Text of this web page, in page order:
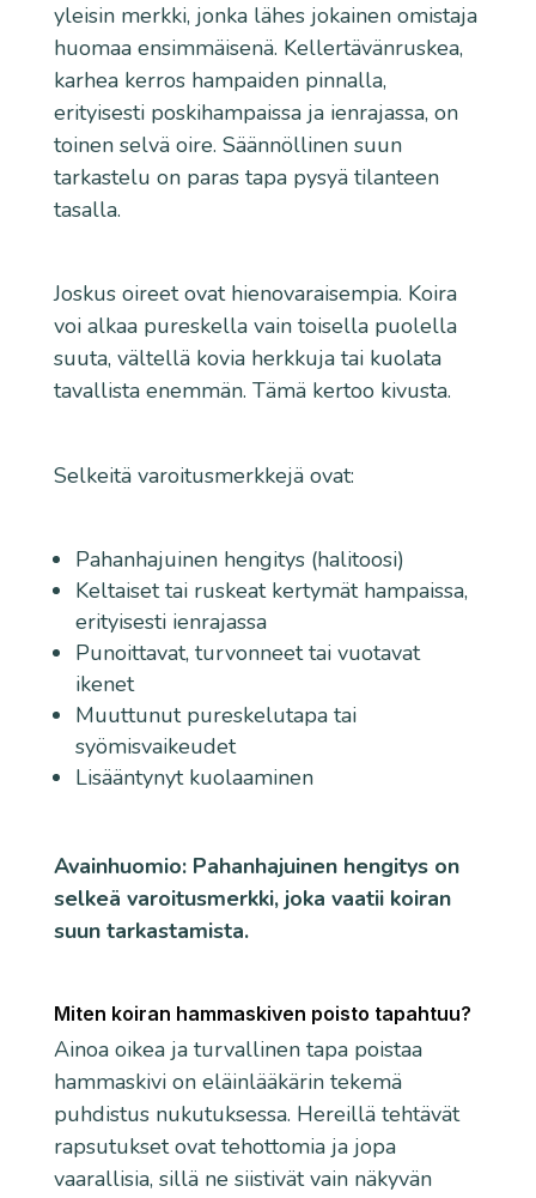
yleisin merkki, jonka lähes jokainen omistaja
huomaa ensimmäisenä. Kellertävänruskea,
karhea kerros hampaiden pinnalla,
erityisesti poskihampaissa ja ienrajassa, on
toinen selvä oire. Säännöllinen suun
tarkastelu on paras tapa pysyä tilanteen
tasalla.
Joskus oireet ovat hienovaraisempia. Koira
voi alkaa pureskella vain toisella puolella
suuta, vältellä kovia herkkuja tai kuolata
tavallista enemmän. Tämä kertoo kivusta.
Selkeitä varoitusmerkkejä ovat:
Pahanhajuinen hengitys (halitoosi)
Keltaiset tai ruskeat kertymät hampaissa,
erityisesti ienrajassa
Punoittavat, turvonneet tai vuotavat
ikenet
Muuttunut pureskelutapa tai
syömisvaikeudet
Lisääntynyt kuolaaminen
Avainhuomio: Pahanhajuinen hengitys on
selkeä varoitusmerkki, joka vaatii koiran
suun tarkastamista.
Miten koiran hammaskiven poisto tapahtuu?
Ainoa oikea ja turvallinen tapa poistaa
hammaskivi on eläinlääkärin tekemä
puhdistus nukutuksessa. Hereillä tehtävät
rapsutukset ovat tehottomia ja jopa
vaarallisia, sillä ne siistivät vain näkyvän